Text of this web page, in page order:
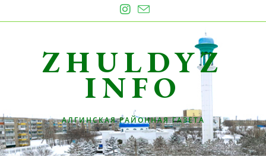
к
ZHULDYZ
INFO
АЛГИНСКАЯ РАЙОННАЯ ГАЗЕТА